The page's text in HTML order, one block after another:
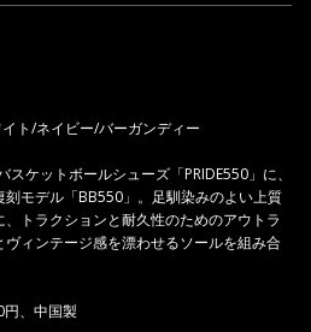
ト/ネイビー/バーガンディー
ケットボールシューズ「PRIDE550」に、
モデル「BB550」。足馴染みのよい上質
トラクションと耐久性のためのアウトラ
ィンテージ感を漂わせるソールを組み合
、中国製